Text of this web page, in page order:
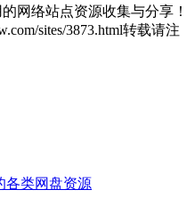
网络站点资源收集与分享！
sites/3873.html转载请注
各类网盘资源